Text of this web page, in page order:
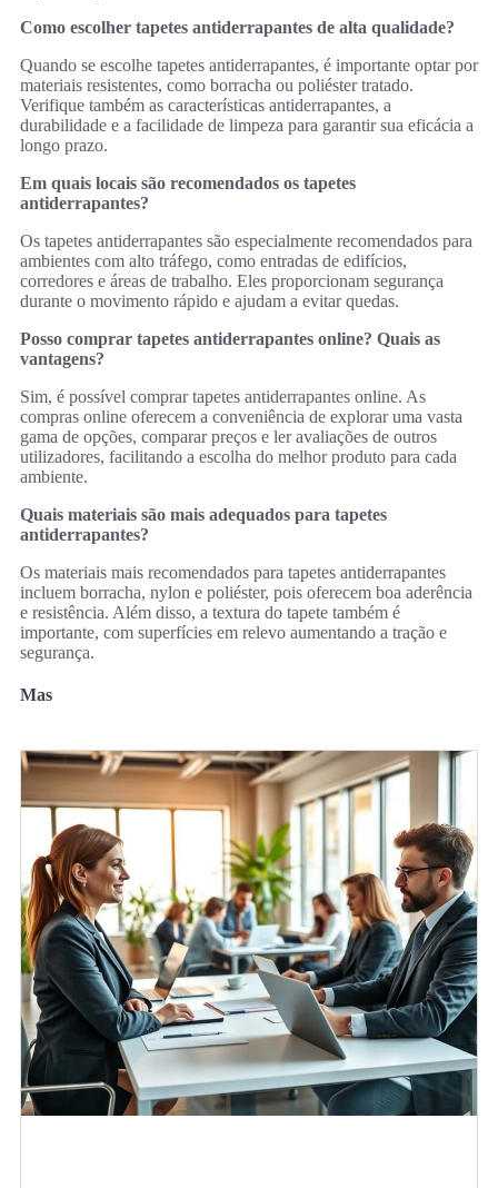
Como escolher tapetes antiderrapantes de alta qualidade?
Quando se escolhe tapetes antiderrapantes, é importante optar por
materiais resistentes, como borracha ou poliéster tratado.
Verifique também as características antiderrapantes, a
durabilidade e a facilidade de limpeza para garantir sua eficácia a
longo prazo.
Em quais locais são recomendados os tapetes
antiderrapantes?
Os tapetes antiderrapantes são especialmente recomendados para
ambientes com alto tráfego, como entradas de edifícios,
corredores e áreas de trabalho. Eles proporcionam segurança
durante o movimento rápido e ajudam a evitar quedas.
Posso comprar tapetes antiderrapantes online? Quais as
vantagens?
Sim, é possível comprar tapetes antiderrapantes online. As
compras online oferecem a conveniência de explorar uma vasta
gama de opções, comparar preços e ler avaliações de outros
utilizadores, facilitando a escolha do melhor produto para cada
ambiente.
Quais materiais são mais adequados para tapetes
antiderrapantes?
Os materiais mais recomendados para tapetes antiderrapantes
incluem borracha, nylon e poliéster, pois oferecem boa aderência
e resistência. Além disso, a textura do tapete também é
importante, com superfícies em relevo aumentando a tração e
segurança.
Mas